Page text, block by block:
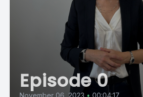
Episode 0
November 06, 2023 • 00:04:17